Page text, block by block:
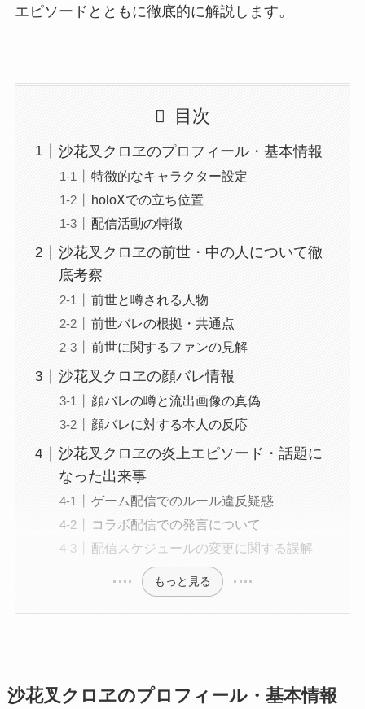
エピソードとともに徹底的に解説します。
目次
沙花叉クロヱのプロフィール・基本情報
特徴的なキャラクター設定
holoXでの立ち位置
配信活動の特徴
沙花叉クロヱの前世・中の人について徹
底考察
前世と噂される人物
前世バレの根拠・共通点
前世に関するファンの見解
沙花叉クロヱの顔バレ情報
顔バレの噂と流出画像の真偽
顔バレに対する本人の反応
沙花叉クロヱの炎上エピソード・話題に
なった出来事
ゲーム配信でのルール違反疑惑
コラボ配信での発言について
配信スケジュールの変更に関する誤解
もっと見る
沙花叉クロヱのプロフィール・基本情報